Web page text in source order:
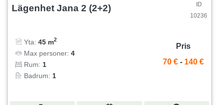
Lägenhet Jana 2 (2+2)
ID
10236
Yta: 45 m2
Max personer: 4
Rum: 1
Badrum: 1
Pris
70 € - 140 €